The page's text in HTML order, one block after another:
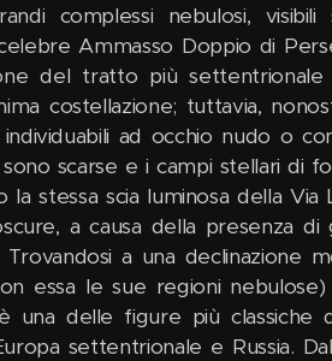
complessi nebulosi,
Ammasso Doppio di
del tratto più
costellazione; tuttavia,
ad occhio nudo o
scarse e i campi stellari di
la stessa scia luminosa della
a causa della presenza
a una declinazione
essa le sue regioni
una delle figure più classiche
settentrionale e Russia.